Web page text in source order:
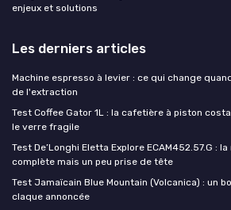
enjeux et solutions
Les derniers articles
Machine espresso à levier : ce qui change
de l'extraction
Test Coffee Gator 1L : la cafetière à piston
le verre fragile
Test De’Longhi Eletta Explore ECAM452.57.G :
complète mais un peu prise de tête
Test Jamaïcain Blue Mountain (Volcanica) : un
claque annoncée